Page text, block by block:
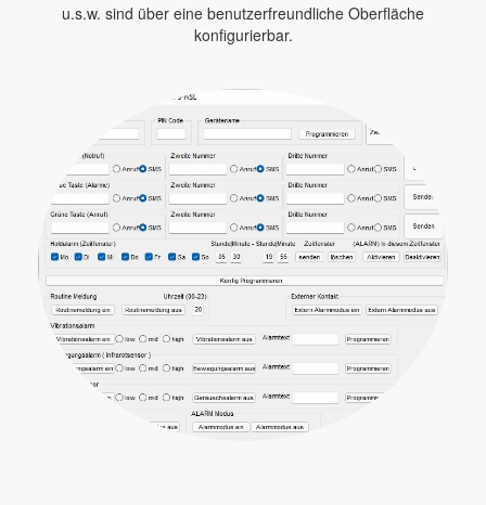
u.s.w. sind über eine benutzerfreundliche Oberfläche
konfigurierbar.